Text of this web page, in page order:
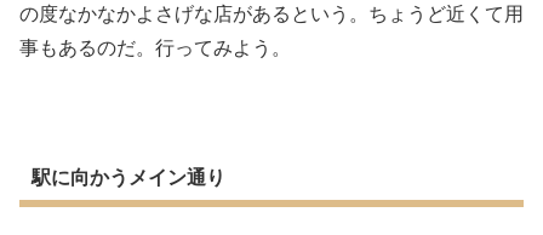
の度なかなかよさげな店があるという。ちょうど近くて用
事もあるのだ。行ってみよう。
駅に向かうメイン通り